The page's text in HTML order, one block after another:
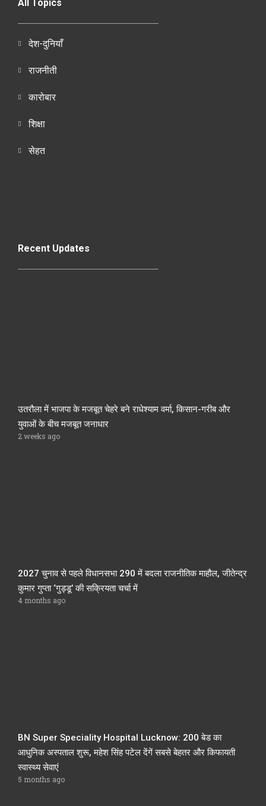
All Topics
देश-दुनियाँ
राजनीती
कारोबार
शिक्षा
सेहत
Recent Updates
उतरौला में भाजपा के मजबूत चेहरे बने राधेश्याम वर्मा, किसान-गरीब और
युवाओं के बीच मजबूत जनाधार
2 weeks ago
2027 चुनाव से पहले विधानसभा 290 में बदला राजनीतिक माहौल, जीतेन्द्र
कुमार गुप्ता ‘गुड्डू’ की सक्रियता चर्चा में
4 months ago
BN Super Speciality Hospital Lucknow: 200 बेड का
आधुनिक अस्पताल शुरू, महेश सिंह पटेल देंगें सबसे बेहतर और किफायती
स्वास्थ्य सेवाएं
5 months ago